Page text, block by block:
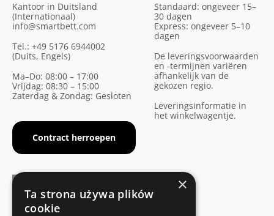
Kantoor in Duitsland
(Internationaal)
info@smartbett.com
Tel.: +49 5176 6944002
(Duits, Engels)
Ma–Do: 08:00 – 17:00
Vrijdag: 08:30 – 15:00
Zaterdag & Zondag: Gesloten
Contract herroepen
Standaard: ongeveer 15–
30 dagen
Express: ongeveer 5–10
dagen
De leveringsvoorwaarden
en -termijnen variëren
afhankelijk van de
gekozen regio.
Leveringsinformatie in
het winkelwagentje.
×
Ta strona używa plików
cookie